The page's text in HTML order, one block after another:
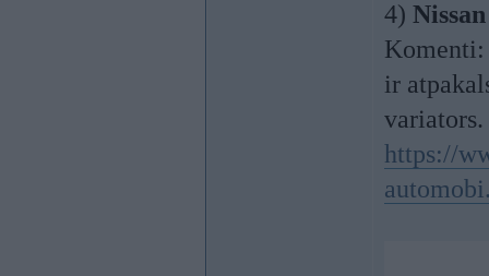
4)
Komenti:
ir
variators.
https://